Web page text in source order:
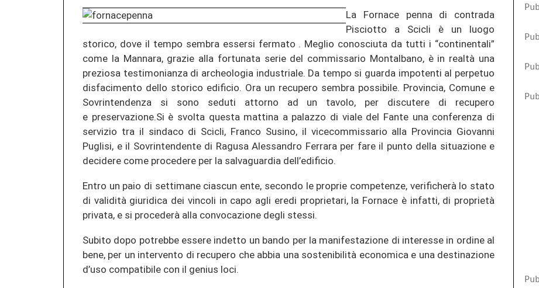
La Fornace penna di contrada
Pisciotto a Scicli è un luogo
storico, dove il tempo sembra essersi fermato . Meglio conosciuta da tutti i “continentali”
come la Mannara, grazie alla fortunata serie del commissario Montalbano, è in realtà una
preziosa testimonianza di archeologia industriale. Da tempo si guarda impotenti al perpetuo
disfacimento dello storico edificio. Ora un recupero sembra possibile. Provincia, Comune e
Sovrintendenza si sono seduti attorno ad un tavolo, per discutere di recupero
e preservazione.Si è svolta questa mattina a palazzo di viale del Fante una conferenza di
servizio tra il sindaco di Scicli, Franco Susino, il vicecommissario alla Provincia Giovanni
Puglisi, e il Sovrintendente di Ragusa Alessandro Ferrara per fare il punto della situazione e
decidere come procedere per la salvaguardia dell’edificio.
Entro un paio di settimane ciascun ente, secondo le proprie competenze, verificherà lo stato
di validità giuridica dei vincoli in capo agli eredi proprietari, la Fornace è infatti, di proprietà
privata, e si procederà alla convocazione degli stessi.
Subito dopo potrebbe essere indetto un bando per la manifestazione di interesse in ordine al
bene, per un intervento di recupero che abbia una sostenibilità economica e una destinazione
d’uso compatibile con il genius loci.